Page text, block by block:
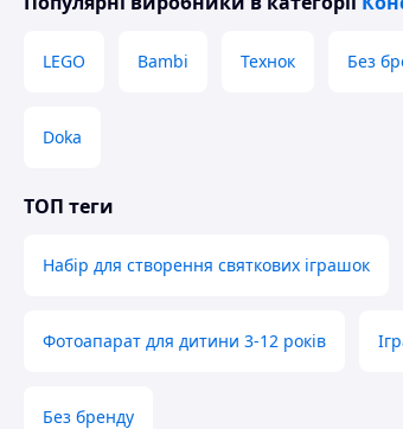
LEGO Bambi Технок Без
Doka
ТОП теги
Набір для створення святкових іграшок
Фотоапарат для дитини 3-12 років
Без бренду